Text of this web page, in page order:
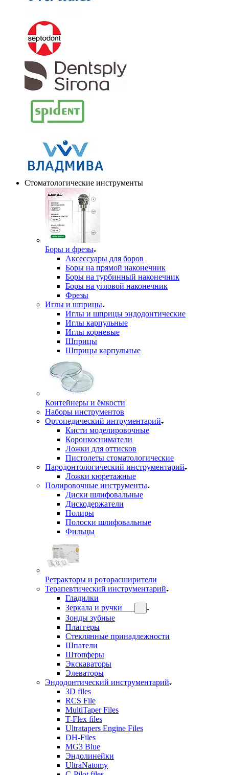
Стоматологические инструменты
Боры и фрезы
Аксессуары для боров
Боры на прямой наконечник
Боры на турбинный наконечник
Боры на угловой наконечник
Фрезы
Иглы и шприцы
Иглы и шприцы эндодонтические
Иглы карпульные
Иглы корневые
Шприцы
Шприцы карпульные
Контейнеры и ёмкости
Наборы инструментов
Ортопедический интрументарий
Кисти моделировочные
Коронкосниматели
Ложки для оттисков
Пистолеты стоматологические
Пародонтологический инструментарий
Ложки кюретажные
Полировочные инструменты
Диски шлифовальные
Дискодержатели
Полиры
Полоски шлифовальные
Фильцы
Ретракторы и роторасширители
Терапевтический инструментарий
Гладилки
Зеркала и ручки
Зонды зубные
Плаггеры
Стеклянные принадлежности
Шпатели
Штопферы
Экскаваторы
Элеваторы
Эндодонтический инструментарий
3D files
RCS File
MultiTaper Files
T-Flex files
Ultratapers Engine Files
DH-Files
MG3 Blue
Эндолинейки
UltraNatomy